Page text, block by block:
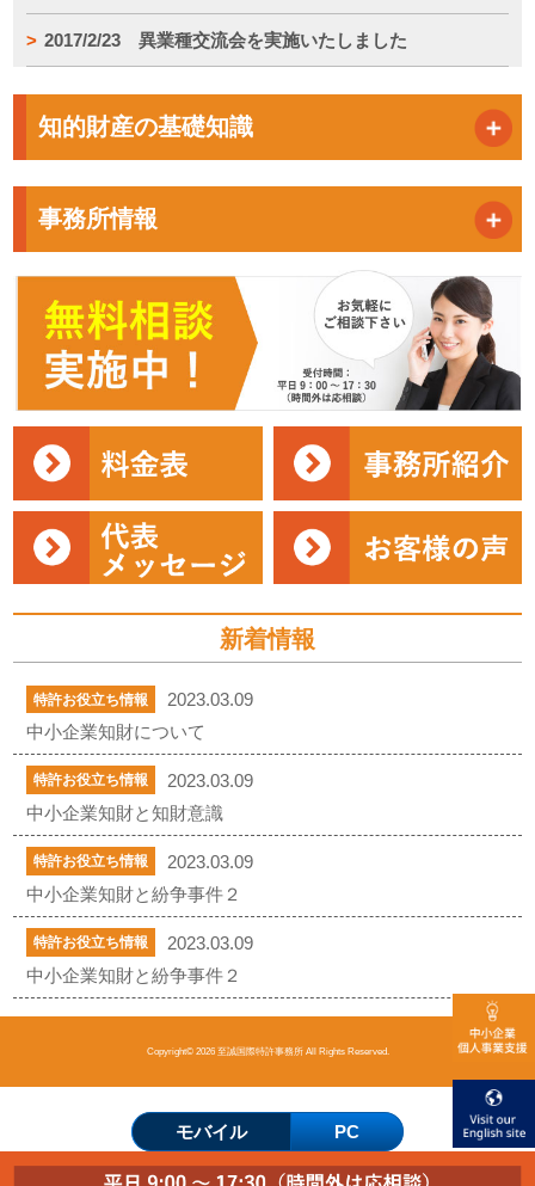
2017/2/23 異業種交流会を実施いたしました
知的財産の基礎知識
事務所情報
新着情報
特許お役立ち情報
2023.03.09
中小企業知財について
特許お役立ち情報
2023.03.09
中小企業知財と知財意識
特許お役立ち情報
2023.03.09
中小企業知財と紛争事件２
特許お役立ち情報
2023.03.09
中小企業知財と紛争事件２
Copyright© 2026 至誠国際特許事務所 All Rights Reserved.
モバイル PC